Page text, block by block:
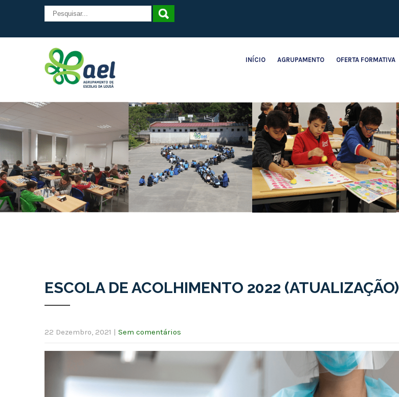
INÍCIO AGRUPAMENTO OFERTA FORMATIVA
ESCOLA DE ACOLHIMENTO 2022 (ATUALIZAÇÃO)
22 Dezembro, 2021 | Sem comentários